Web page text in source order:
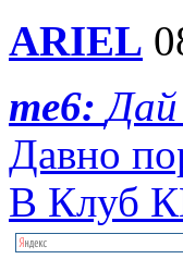
ARIEL
me6:Дай
Давно
В Клуб